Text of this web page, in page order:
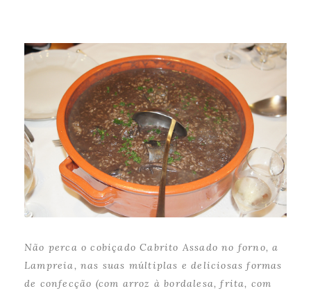
Não perca o cobiçado Cabrito Assado no forno, a
Lampreia, nas suas múltiplas e deliciosas formas
de confecção (com arroz à bordalesa, frita, com